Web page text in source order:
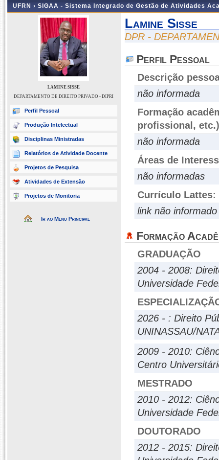
UFRN › SIGAA - Sistema Integrado de Gestão de Atividades
LAMINE SISSE
DEPARTAMENTO DE DIREITO PRIVADO - DIPRI
Perfil Pessoal
Produção Intelectual
Disciplinas Ministradas
Relatórios de Atividade Docente
Projetos de Pesquisa
Atividades de Extensão
Projetos de Monitoria
Ir ao Menu Principal
Lamine Sisse
DPR -
Perfil Pessoal
Descrição
não informada
Formação
profissional, etc.)
não informada
Áreas de
não informadas
Currículo Lattes:
link não informado
Formação
GRADUAÇÃO
2004 - 2008:
Universidade
2026 - : Direito
UNINASSAU/
2009 - 2010:
Centro
MESTRADO
2010 - 2012:
Universidade
DOUTORADO
2012 - 2015: